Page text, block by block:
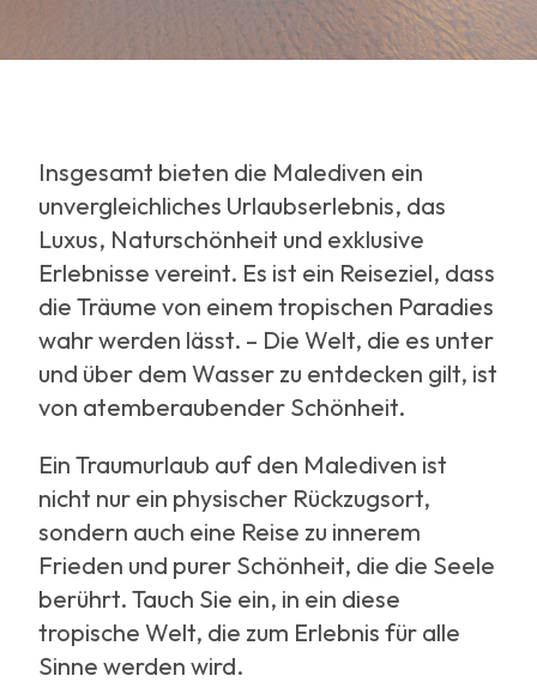
Insgesamt bieten die Malediven ein
unvergleichliches Urlaubserlebnis, das
Luxus, Naturschönheit und exklusive
Erlebnisse vereint. Es ist ein Reiseziel, dass
die Träume von einem tropischen Paradies
wahr werden lässt. – Die Welt, die es unter
und über dem Wasser zu entdecken gilt, ist
von atemberaubender Schönheit.
Ein Traumurlaub auf den Malediven ist
nicht nur ein physischer Rückzugsort,
sondern auch eine Reise zu innerem
Frieden und purer Schönheit, die die Seele
berührt. Tauch Sie ein, in ein diese
tropische Welt, die zum Erlebnis für alle
Sinne werden wird.